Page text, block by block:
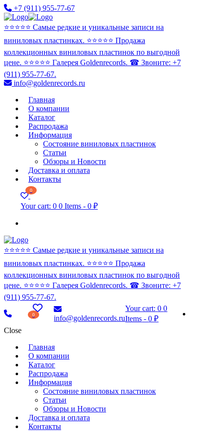
+7 (911) 955-77-67
⭐️⭐️⭐️⭐️⭐️ Самые редкие и уникальные записи на
виниловых пластинках. ⭐️⭐️⭐️⭐️⭐️ Продажа
коллекционных виниловых пластинок по выгодной
цене. ⭐️⭐️⭐️⭐️⭐️ Галерея Goldenrecords. ☎ Звоните: +7
(911) 955-77-67.
info@goldenrecords.ru
Главная
О компании
Каталог
Распродажа
Информация
Состояние виниловых пластинок
Статьи
Обзоры и Новости
Доставка и оплата
Контакты
0
Your cart: 0 0 Items - 0 ₽
⭐️⭐️⭐️⭐️⭐️ Самые редкие и уникальные записи на
виниловых пластинках. ⭐️⭐️⭐️⭐️⭐️ Продажа
коллекционных виниловых пластинок по выгодной
цене. ⭐️⭐️⭐️⭐️⭐️ Галерея Goldenrecords. ☎ Звоните: +7
(911) 955-77-67.
0 info@goldenrecords.ru
Your cart: 00
Items -0 ₽
Close
Главная
О компании
Каталог
Распродажа
Информация
Состояние виниловых пластинок
Статьи
Обзоры и Новости
Доставка и оплата
Контакты